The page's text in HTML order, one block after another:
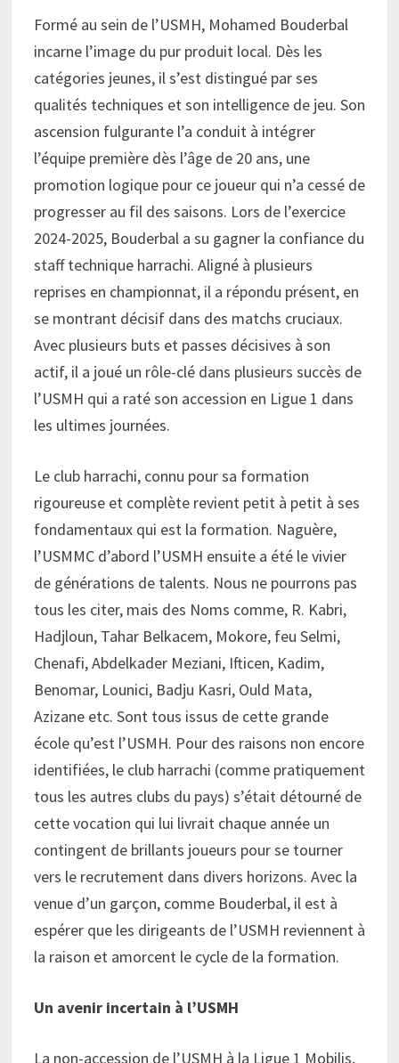
Formé au sein de l’USMH, Mohamed Bouderbal
incarne l’image du pur produit local. Dès les
catégories jeunes, il s’est distingué par ses
qualités techniques et son intelligence de jeu. Son
ascension fulgurante l’a conduit à intégrer
l’équipe première dès l’âge de 20 ans, une
promotion logique pour ce joueur qui n’a cessé de
progresser au fil des saisons. Lors de l’exercice
2024-2025, Bouderbal a su gagner la confiance du
staff technique harrachi. Aligné à plusieurs
reprises en championnat, il a répondu présent, en
se montrant décisif dans des matchs cruciaux.
Avec plusieurs buts et passes décisives à son
actif, il a joué un rôle-clé dans plusieurs succès de
l’USMH qui a raté son accession en Ligue 1 dans
les ultimes journées.
Le club harrachi, connu pour sa formation
rigoureuse et complète revient petit à petit à ses
fondamentaux qui est la formation. Naguère,
l’USMMC d’abord l’USMH ensuite a été le vivier
de générations de talents. Nous ne pourrons pas
tous les citer, mais des Noms comme, R. Kabri,
Hadjloun, Tahar Belkacem, Mokore, feu Selmi,
Chenafi, Abdelkader Meziani, Ifticen, Kadim,
Benomar, Lounici, Badju Kasri, Ould Mata,
Azizane etc. Sont tous issus de cette grande
école qu’est l’USMH. Pour des raisons non encore
identifiées, le club harrachi (comme pratiquement
tous les autres clubs du pays) s’était détourné de
cette vocation qui lui livrait chaque année un
contingent de brillants joueurs pour se tourner
vers le recrutement dans divers horizons. Avec la
venue d’un garçon, comme Bouderbal, il est à
espérer que les dirigeants de l’USMH reviennent à
la raison et amorcent le cycle de la formation.
Un avenir incertain à l’USMH
La non-accession de l’USMH à la Ligue 1 Mobilis,